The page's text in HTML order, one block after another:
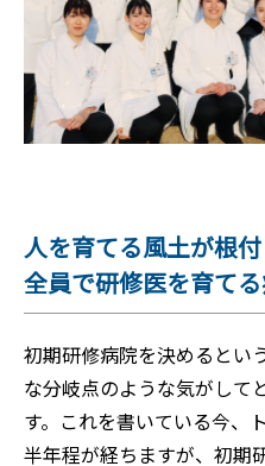
人を育てる風土が根付
全員で研修医を育て
初期研修病院を決めるとい
な分岐点のような気がして
す。これを書いている今、
半年程が経ちますが、初期